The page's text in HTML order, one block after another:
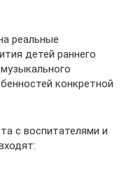
реальные
детей раннего
конкретной
с воспитателями и